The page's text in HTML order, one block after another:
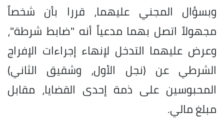
وبسؤال المجني عليهما، قررا بأن شخصاً
مجهولاً اتصل بهما مدعياً أنه "ضابط شرطة"،
وعرض عليهما التدخل لإنهاء إجراءات الإفراج
الشرطي عن (نجل الأول، وشقيق الثاني)
المحبوسين على ذمة إحدى القضايا، مقابل
مبلغ مالي.